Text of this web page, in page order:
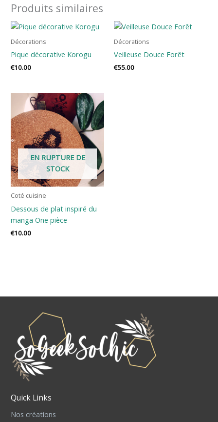
Produits similaires
Décorations
Pique décorative Korogu
€10.00
Décorations
Veilleuse Douce Forêt
€55.00
EN RUPTURE DE
STOCK
Coté cuisine
Dessous de plat inspiré du
manga One pièce
€10.00
Quick Links
Nos créations